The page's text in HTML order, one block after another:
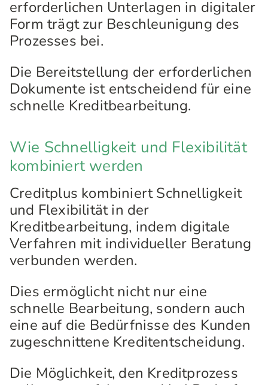
erforderlichen Unterlagen in digitaler
Form trägt zur Beschleunigung des
Prozesses bei.
Die Bereitstellung der erforderlichen
Dokumente ist entscheidend für eine
schnelle Kreditbearbeitung.
Wie Schnelligkeit und Flexibilität
kombiniert werden
Creditplus kombiniert Schnelligkeit
und Flexibilität in der
Kreditbearbeitung, indem digitale
Verfahren mit individueller Beratung
verbunden werden.
Dies ermöglicht nicht nur eine
schnelle Bearbeitung, sondern auch
eine auf die Bedürfnisse des Kunden
zugeschnittene Kreditentscheidung.
Die Möglichkeit, den Kreditprozess